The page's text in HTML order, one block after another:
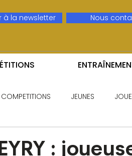
à la newsletter Nous
COMPETITIONS JEUNES
: